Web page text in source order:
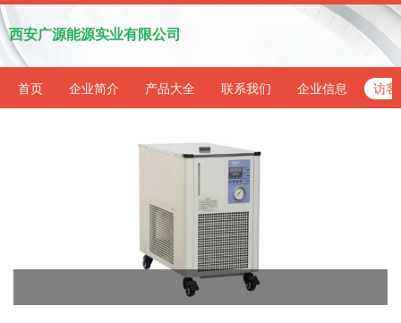
西安广源能源实业有限公司
首页 企业简介 产品大全 联系我们 企业信息 访客